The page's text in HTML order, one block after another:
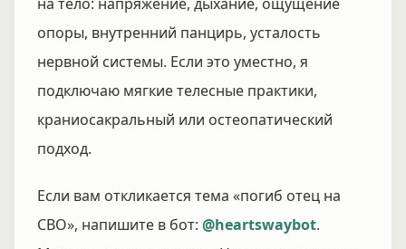
опоры, внутренний панцирь, усталость
нервной системы. Если это уместно, я
подключаю мягкие телесные практики,
краниосакральный или остеопатический
подход.
Если вам откликается тема «погиб отец на
СВО», напишите в бот: @heartswaybot.